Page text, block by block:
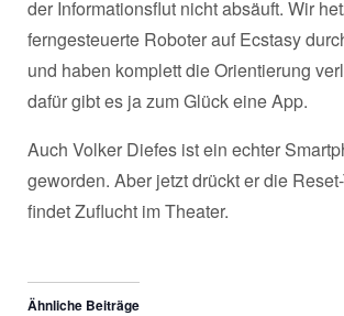
der Informationsflut nicht absäuft. Wir
ferngesteuerte Roboter auf Ecstasy
und haben komplett die Orientierung
dafür gibt es ja zum Glück eine App.
Auch Volker Diefes ist ein echter
geworden. Aber jetzt drückt er die
findet Zuflucht im Theater.
Ähnliche Beiträge